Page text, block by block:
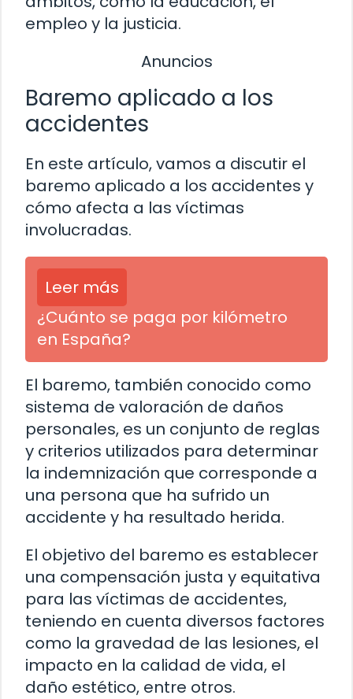
empleo y la justicia.
Anuncios
Baremo aplicado a los
accidentes
En este artículo, vamos a discutir el
baremo aplicado a los accidentes y
cómo afecta a las víctimas
involucradas.
Leer más
¿Cuánto se paga por kilómetro
en España?
El baremo, también conocido como
sistema de valoración de daños
personales, es un conjunto de reglas
y criterios utilizados para determinar
la indemnización que corresponde a
una persona que ha sufrido un
accidente y ha resultado herida.
El objetivo del baremo es establecer
una compensación justa y equitativa
para las víctimas de accidentes,
teniendo en cuenta diversos factores
como la gravedad de las lesiones, el
impacto en la calidad de vida, el
daño estético, entre otros.